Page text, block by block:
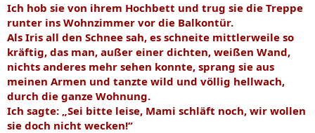
Ich hob sie von ihrem Hochbett und trug sie die Treppe
runter ins Wohnzimmer vor die Balkontür.
Als Iris all den Schnee sah, es schneite mittlerweile so
kräftig, das man, außer einer dichten, weißen Wand,
nichts anderes mehr sehen konnte, sprang sie aus
meinen Armen und tanzte wild und völlig hellwach,
durch die ganze Wohnung.
Ich sagte: „Sei bitte leise, Mami schläft noch, wir wollen
sie doch nicht wecken!“